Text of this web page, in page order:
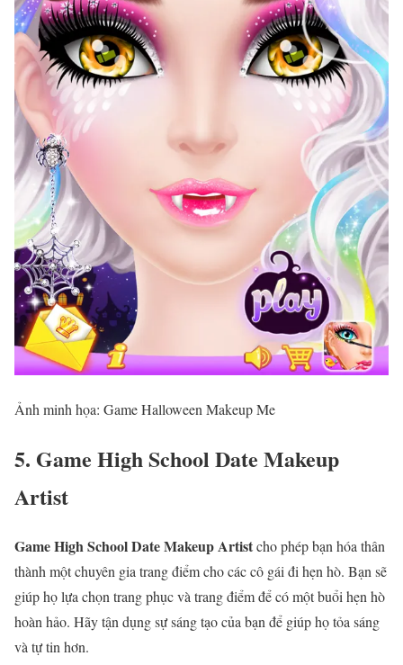
Ảnh minh họa: Game Halloween Makeup Me
5. Game High School Date Makeup
Artist
Game High School Date Makeup Artistcho phép bạn hóa thân
thành một chuyên gia trang điểm cho các cô gái đi hẹn hò. Bạn sẽ
giúp họ lựa chọn trang phục và trang điểm để có một buổi hẹn hò
hoàn hảo. Hãy tận dụng sự sáng tạo của bạn để giúp họ tỏa sáng
và tự tin hơn.